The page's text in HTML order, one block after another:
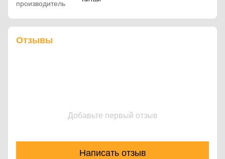
производитель
Отзывы
Добавьте первый отзыв
Написать отзыв